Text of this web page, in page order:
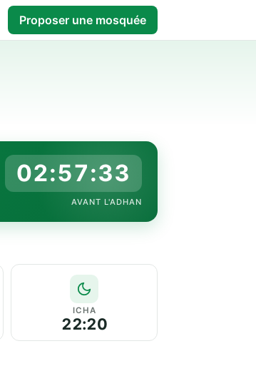
Proposer une mosquée
02:57:32
AVANT L'ADHAN
ICHA
22:20